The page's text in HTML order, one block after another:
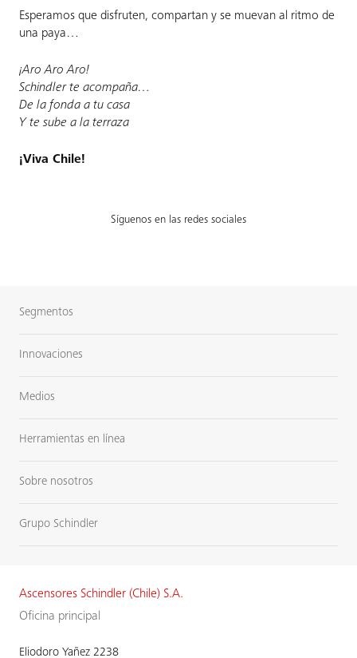
Esperamos que disfruten, compartan y se muevan al ritmo de
una paya…
¡Aro Aro Aro!
Schindler te acompaña…
De la fonda a tu casa
Y te sube a la terraza
¡Viva Chile!
Síguenos en las redes sociales
Segmentos
Innovaciones
Medios
Herramientas en línea
Sobre nosotros
Grupo Schindler
Ascensores Schindler (Chile) S.A.
Oficina principal
Eliodoro Yañez 2238